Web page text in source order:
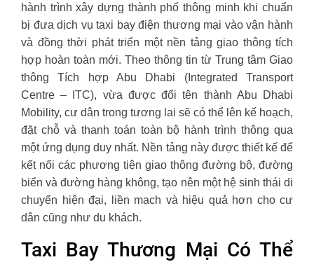
hành trình xây dựng thành phố thông minh khi chuẩn
bị đưa dịch vụ taxi bay điện thương mại vào vận hành
và đồng thời phát triển một nền tảng giao thông tích
hợp hoàn toàn mới. Theo thông tin từ Trung tâm Giao
thông Tích hợp Abu Dhabi (Integrated Transport
Centre – ITC), vừa được đổi tên thành Abu Dhabi
Mobility, cư dân trong tương lai sẽ có thể lên kế hoạch,
đặt chỗ và thanh toán toàn bộ hành trình thông qua
một ứng dụng duy nhất. Nền tảng này được thiết kế để
kết nối các phương tiện giao thông đường bộ, đường
biển và đường hàng không, tạo nên một hệ sinh thái di
chuyển hiện đại, liền mạch và hiệu quả hơn cho cư
dân cũng như du khách.
Taxi Bay Thương Mại Có Thể